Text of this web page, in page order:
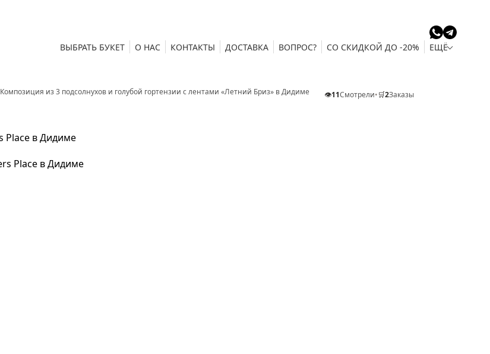
ВЫБРАТЬ БУКЕТ О НАС КОНТАКТЫ ДОСТАВКА ВОПРОС? СО СКИДКОЙ ДО -20% ЕЩЁ
Композиция из 3 подсолнухов и голубой гортензии с лентами «Летний Бриз» в Дидиме 👁️11Смотрели•🛒2Заказы